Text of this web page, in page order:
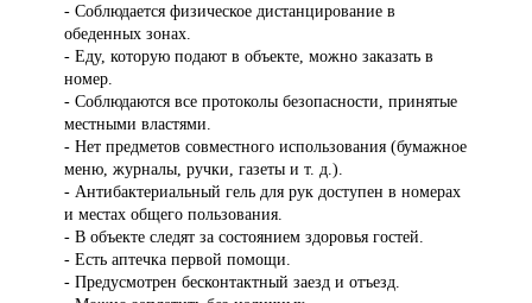
- Соблюдается физическое дистанцирование в
обеденных зонах.
- Еду, которую подают в объекте, можно заказать в
номер.
- Соблюдаются все протоколы безопасности, принятые
местными властями.
- Нет предметов совместного использования (бумажное
меню, журналы, ручки, газеты и т. д.).
- Антибактериальный гель для рук доступен в номерах
и местах общего пользования.
- В объекте следят за состоянием здоровья гостей.
- Есть аптечка первой помощи.
- Предусмотрен бесконтактный заезд и отъезд.